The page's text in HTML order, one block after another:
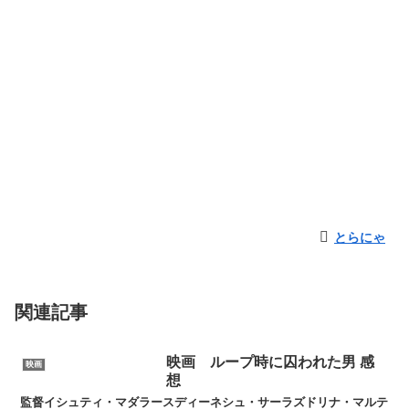
とらにゃ
関連記事
映画
映画 ループ時に囚われた男 感
想
監督イシュティ・マダラースディーネシュ・サーラズドリナ・マルテ